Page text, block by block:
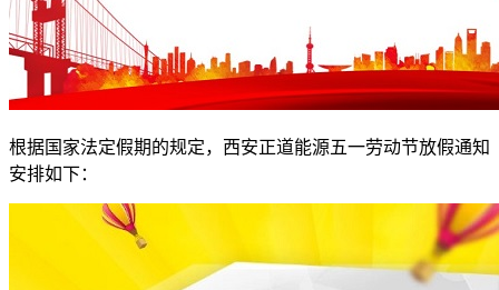
根据国家法定假期的规定，西安正道能源五一劳动节放假通知
安排如下：